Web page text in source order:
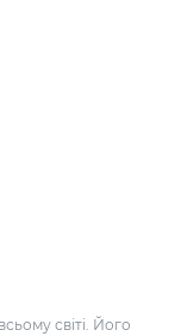
світі. Його